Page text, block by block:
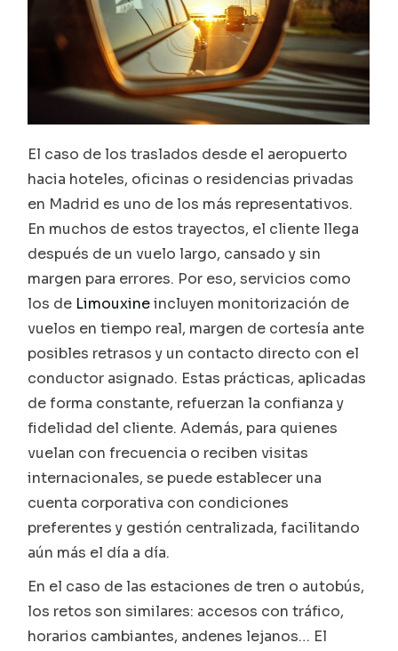
El caso de los traslados desde el aeropuerto
hacia hoteles, oficinas o residencias privadas
en Madrid es uno de los más representativos.
En muchos de estos trayectos, el cliente llega
después de un vuelo largo, cansado y sin
margen para errores. Por eso, servicios como
los de Limouxineincluyen monitorización de
vuelos en tiempo real, margen de cortesía ante
posibles retrasos y un contacto directo con el
conductor asignado. Estas prácticas, aplicadas
de forma constante, refuerzan la confianza y
fidelidad del cliente. Además, para quienes
vuelan con frecuencia o reciben visitas
internacionales, se puede establecer una
cuenta corporativa con condiciones
preferentes y gestión centralizada, facilitando
aún más el día a día.
En el caso de las estaciones de tren o autobús,
los retos son similares: accesos con tráfico,
horarios cambiantes, andenes lejanos… El